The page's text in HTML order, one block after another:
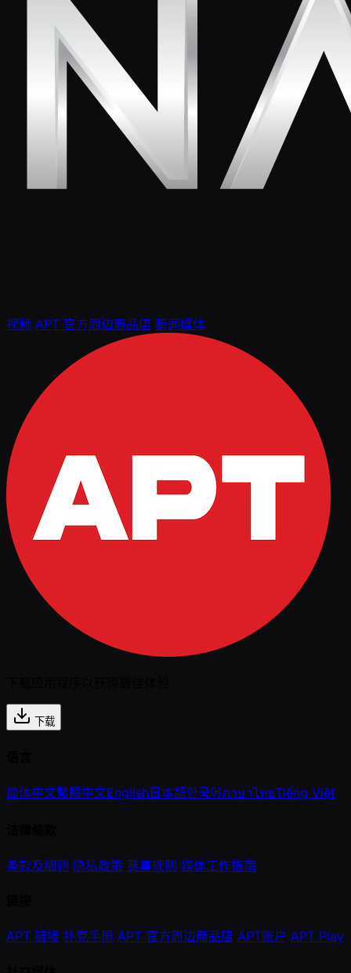
视频 APT 官方周边商品店 新闻媒体
下载
简体中文繁體中文English 日本語한국어ภาษาไทยTiếng Việt
条款及细则 隐私政策 赛事规则 媒体工作指南
APT 链接 扑克手册 APT 官方周边商品店 APT账户 APT Play